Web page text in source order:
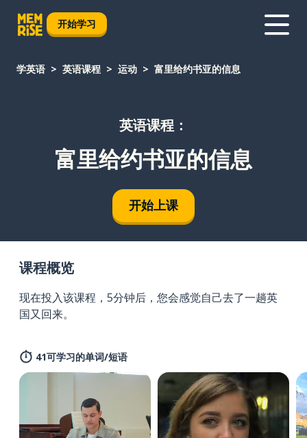
开始学习
学英语 英语课程 运动 富里给约书亚的信息
英语课程：
富里给约书亚的信息
开始上课
课程概览
现在投入该课程，5分钟后，您会感觉自己去了一趟英
国又回来。
41可学习的单词/短语